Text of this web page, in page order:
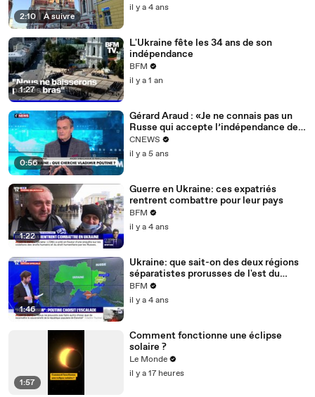
2:10 | À suivre
il y a 4 ans
1:27
L'Ukraine fête les 34 ans de son
indépendance
BFM
il y a 1 an
0:56
Gérard Araud : «Je ne connais pas un
Russe qui accepte l’indépendance de
l’Ukraine et de la Biélorussie. Pour eux,
l’Ukraine appartient à la grande sphère
russe»
CNEWS
il y a 5 ans
1:22
Guerre en Ukraine: ces expatriés
rentrent combattre pour leur pays
BFM
il y a 4 ans
1:46
Ukraine: que sait-on des deux régions
séparatistes prorusses de l'est du
pays?
BFM
il y a 4 ans
1:57
Comment fonctionne une éclipse
solaire ?
Le Monde
il y a 17 heures